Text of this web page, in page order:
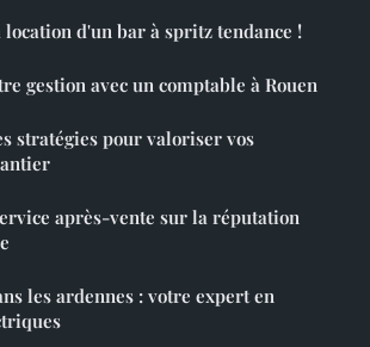
d'un bar à spritz tendance !
gestion avec un comptable à Rouen
stratégies pour valoriser vos
après-vente sur la réputation
les ardennes : votre expert en